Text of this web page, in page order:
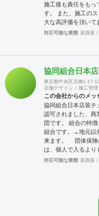
施工後も責任をもっ
す。 また、施工の
大な高評価を頂いて
迅速にご対応致しま
対応可能な業態 居酒屋
協同組合日本
東京都中央区京橋1-17-
店舗デザイン
施工管理
この会社からのメッ
協同組合日本店装チ
認可されました、商
団です。 組合の特
組合です。→地元以
来ます。 団体保険
は、個人で入るよ
訪問活動（クリニ
ちな建設業界に於
対応可能な業態 居酒屋